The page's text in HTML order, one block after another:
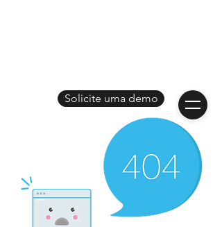
Solicite uma demo